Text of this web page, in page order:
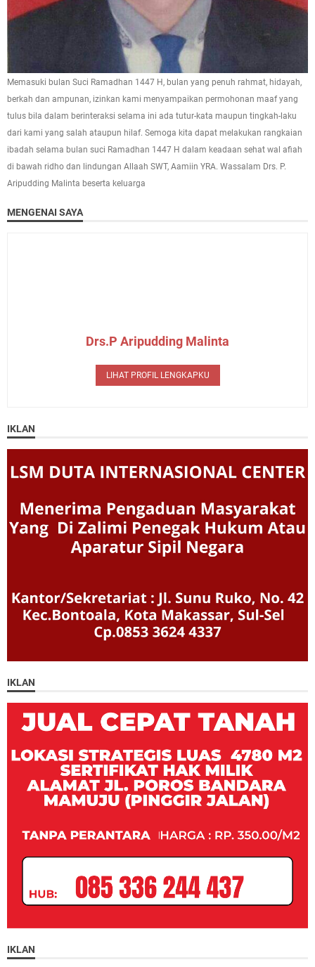
Memasuki bulan Suci Ramadhan 1447 H, bulan yang penuh rahmat, hidayah,
berkah dan ampunan, izinkan kami menyampaikan permohonan maaf yang
tulus bila dalam berinteraksi selama ini ada tutur-kata maupun tingkah-laku
dari kami yang salah ataupun hilaf. Semoga kita dapat melakukan rangkaian
ibadah selama bulan suci Ramadhan 1447 H dalam keadaan sehat wal afiah
di bawah ridho dan lindungan Allaah SWT, Aamiin YRA. Wassalam Drs. P.
Aripudding Malinta beserta keluarga
MENGENAI SAYA
Drs.P Aripudding Malinta
LIHAT PROFIL LENGKAPKU
IKLAN
IKLAN
IKLAN